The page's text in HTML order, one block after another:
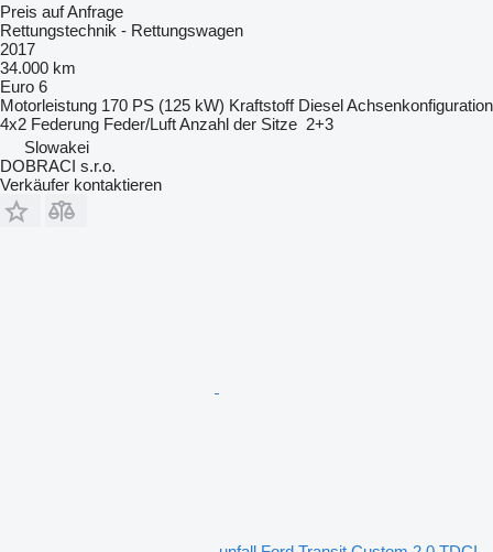
Preis auf Anfrage
Rettungstechnik - Rettungswagen
2017
34.000 km
Euro 6
Motorleistung 170 PS (125 kW) Kraftstoff DieselAchsenkonfiguration
4x2 Federung Feder/LuftAnzahl der Sitze 2+3
Slowakei
DOBRACI s.r.o.
Verkäufer kontaktieren